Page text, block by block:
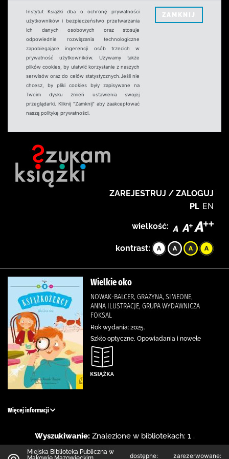
Instytut Książki dba o ochronę prywatności
użytkowników i bezpieczeństwo przetwarzania
ich danych osobowych oraz stosuje
odpowiednie rozwiązania technologiczne
zapobiegające ingerencji osób trzecich w
prywatność użytkowników. Używamy także
plików cookies, by ułatwić korzystanie z naszych
serwisów oraz do celów statystycznych.Jeśli nie
chcesz, by pliki cookies były zapisywane na
Twoim dysku zmień ustawienia swojej
przeglądarki. Kliknij "Zamknij" aby zaakceptować
naszą politykę prywatności.
ZAMKNIJ
ZAREJESTRUJ / ZALOGUJ
PL EN
wielkość:
kontrast:
Wielkie oko
NOWAK-BALCER, GRAŻYNA, SIMEONE,
ANNA ILUSTRACJE, GRUPA WYDAWNICZA
FOKSAL
Rok wydania: 2025.
Szkło optyczne, Opowiadania i nowele
Więcej informacji
Wyszukiwanie: Znalezione w bibliotekach: 1 .
Miejska Biblioteka Publiczna w
dostępne: zarezerwowane: